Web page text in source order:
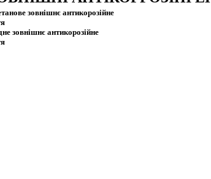
зовнішнє антикорозійне
зовнішнє антикорозійне